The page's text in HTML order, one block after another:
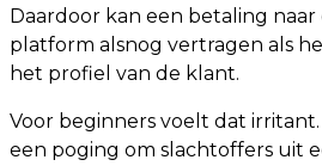
Daardoor kan een betaling
platform alsnog vertragen als
het profiel van de klant.
Voor beginners voelt dat
een poging om slachtoffers uit